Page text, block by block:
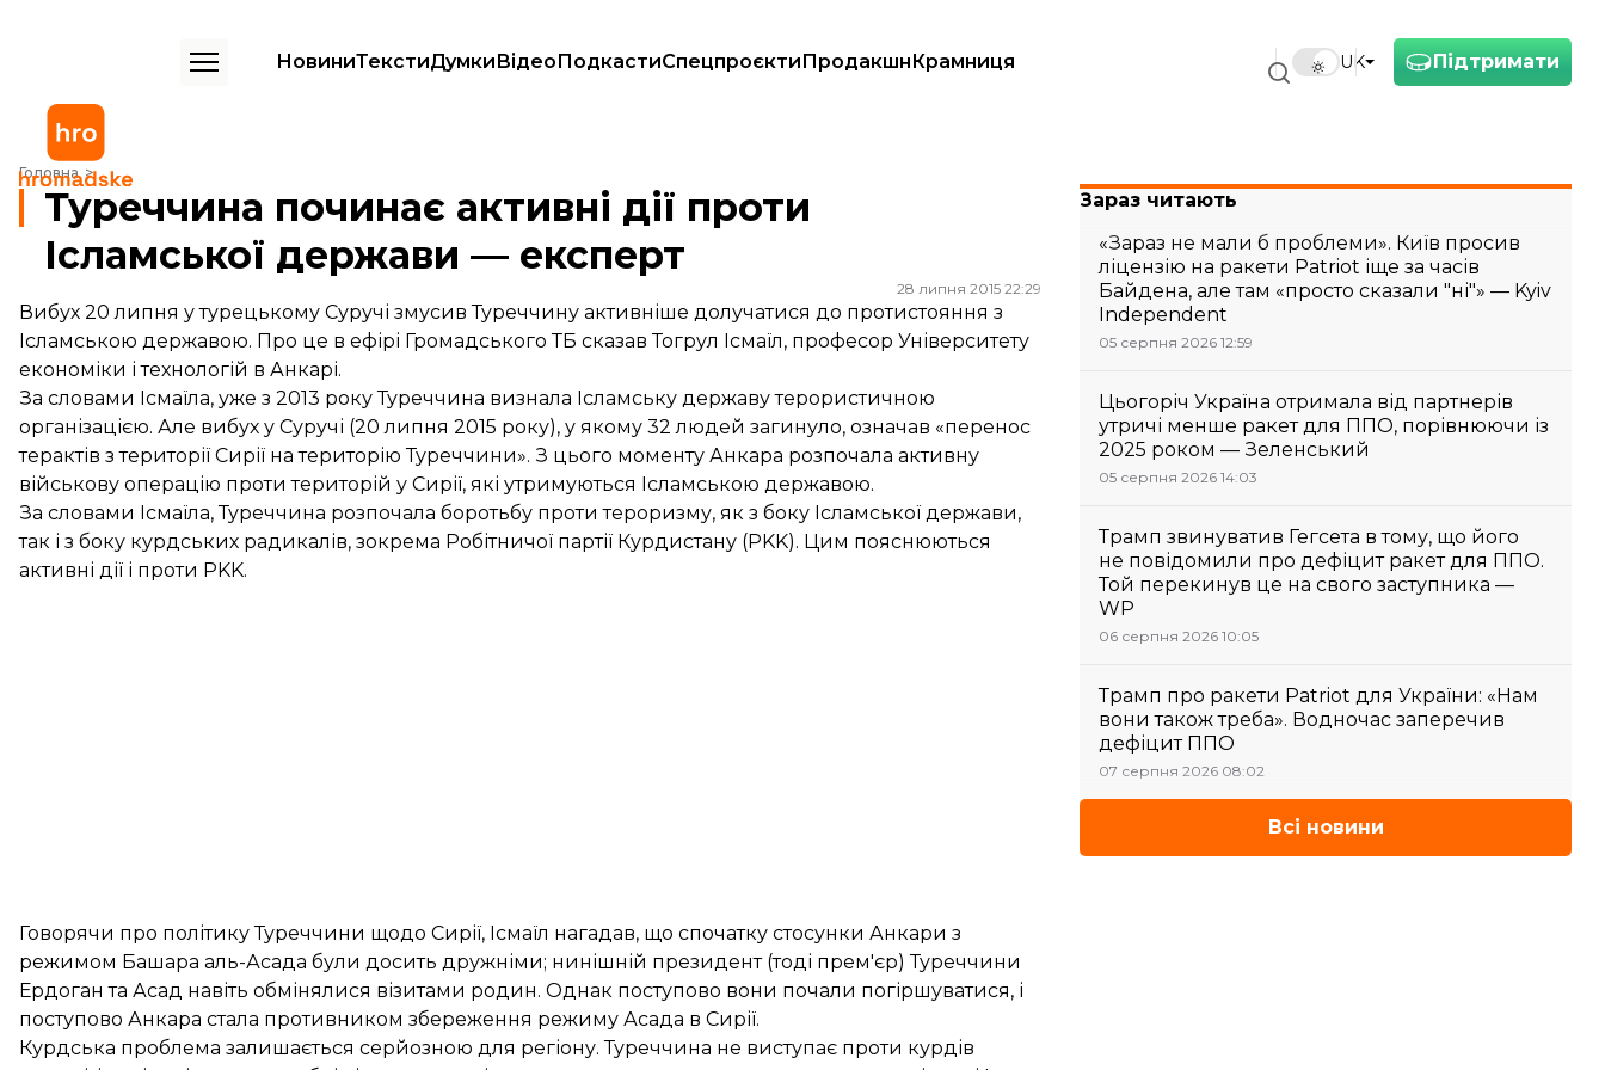
Підтримати
UK
НовиниТекстиДумкиВідеоПодкастиСпецпроєктиПродакшнКрамниця
Головна
Туреччина починає активні дії проти Ісламської держави — експерт
Туреччина починає активні дії проти
Ісламської держави — експерт
28 липня 2015 22:29
Вибух 20 липня у турецькому Суручі змусив Туреччину активніше долучатися до протистояння з
Ісламською державою. Про це в ефірі Громадського ТБ сказав Тогрул Ісмаїл, професор Університету
економіки і технологій в Анкарі.
За словами Ісмаїла, уже з 2013 року Туреччина визнала Ісламську державу терористичною
організацією. Але вибух у Суручі (20 липня 2015 року), у якому 32 людей загинуло, означав «перенос
терактів з території Сирії на територію Туреччини». З цього моменту Анкара розпочала активну
військову операцію проти територій у Сирії, які утримуються Ісламською державою.
За словами Ісмаїла, Туреччина розпочала боротьбу проти тероризму, як з боку Ісламської держави,
так і з боку курдських радикалів, зокрема Робітничої партії Курдистану (PKK). Цим пояснюються
активні дії і проти PKK.
Говорячи про політику Туреччини щодо Сирії, Ісмаїл нагадав, що спочатку стосунки Анкари з
режимом Башара аль-Асада були досить дружніми; нинішній президент (тоді прем'єр) Туреччини
Ердоган та Асад навіть обмінялися візитами родин. Однак поступово вони почали погіршуватися, і
поступово Анкара стала противником збереження режиму Асада в Сирії.
Курдська проблема залишається серйозною для регіону. Туреччина не виступає проти курдів
Зараз читають
«Зараз не мали б проблеми». Київ просив
ліцензію на ракети Patriot іще за часів
Байдена, але там «просто сказали "ні"» — Kyiv
Independent
05 серпня 2026 12:59
Цьогоріч Україна отримала від партнерів
утричі менше ракет для ППО, порівнюючи із
2025 роком — Зеленський
05 серпня 2026 14:03
Трамп звинуватив Гегсета в тому, що його
не повідомили про дефіцит ракет для ППО.
Той перекинув це на свого заступника —
WP
06 серпня 2026 10:05
Трамп про ракети Patriot для України: «Нам
вони також треба». Водночас заперечив
дефіцит ППО
07 серпня 2026 08:02
Всі новини